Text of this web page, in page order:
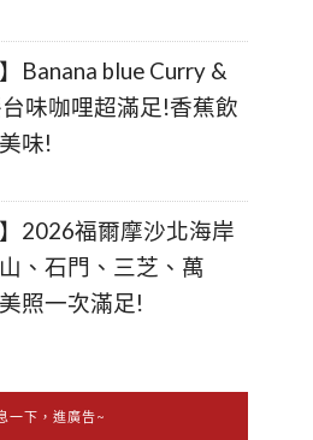
Banana blue Curry &
味咖哩超滿足!香蕉飲
味!
2026福爾摩沙北海岸
、石門、三芝、萬
照一次滿足!
一下，進廣告~